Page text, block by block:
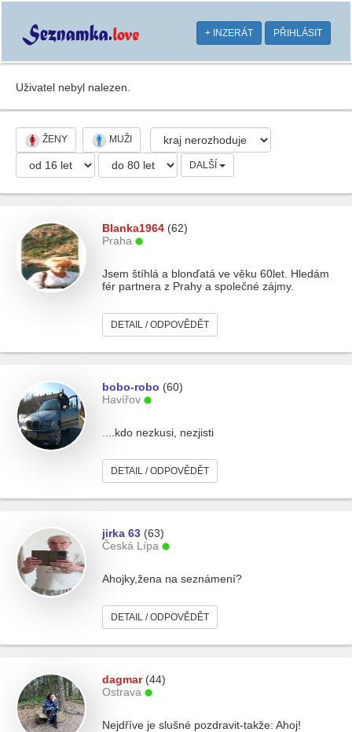
+ INZERÁT PŘIHLÁSIT
Uživatel nebyl nalezen.
ŽENY MUŽI
DALŠÍ
Blanka1964 (62)
Praha
Jsem štíhlá a blonďatá ve věku 60let. Hledám
fér partnera z Prahy a společné zájmy.
DETAIL / ODPOVĚDĚT
bobo-robo (60)
Havířov
....kdo nezkusi, nezjisti
DETAIL / ODPOVĚDĚT
jirka 63 (63)
Česká Lípa
Ahojky,žena na seznámení?
DETAIL / ODPOVĚDĚT
dagmar(44)
Ostrava
Nejdříve je slušné pozdravit-takže: Ahoj!